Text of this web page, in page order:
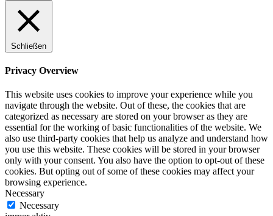
Schließen
Privacy Overview
This website uses cookies to improve your experience while you
navigate through the website. Out of these, the cookies that are
categorized as necessary are stored on your browser as they are
essential for the working of basic functionalities of the website. We
also use third-party cookies that help us analyze and understand how
you use this website. These cookies will be stored in your browser
only with your consent. You also have the option to opt-out of these
cookies. But opting out of some of these cookies may affect your
browsing experience.
Necessary
Necessary